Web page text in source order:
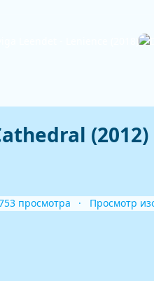
(2012)
просмотра Просмотр